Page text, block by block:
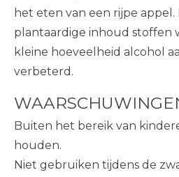
het eten van een rijpe appel.
plantaardige inhoud stoffen
kleine hoeveelheid alcohol
verbeterd.
Buiten het bereik van
houden.
Niet gebruiken tijdens de